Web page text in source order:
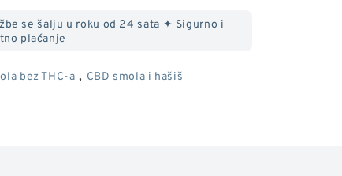
se šalju u roku od 24 sata ✦ Sigurno i
plaćanje
bez THC-a , CBD smola i hašiš